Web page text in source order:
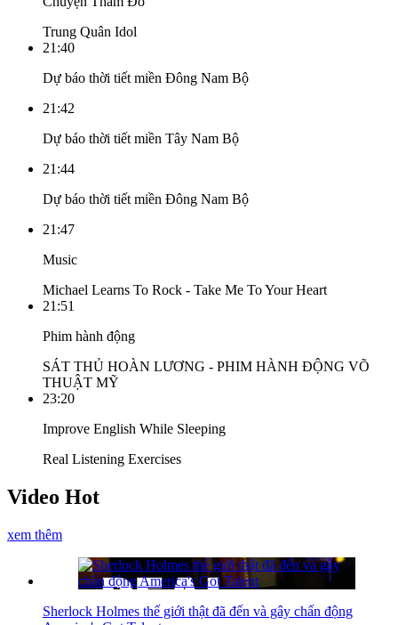
Trung Quân Idol
21:40
Dự báo thời tiết miền Đông Nam Bộ
21:42
Dự báo thời tiết miền Tây Nam Bộ
21:44
Dự báo thời tiết miền Đông Nam Bộ
21:47
Music
Michael Learns To Rock - Take Me To Your Heart
21:51
Phim hành động
SÁT THỦ HOÀN LƯƠNG - PHIM HÀNH ĐỘNG VÕ
THUẬT MỸ
23:20
Improve English While Sleeping
Real Listening Exercises
Video Hot
xem thêm
Sherlock Holmes thế giới thật đã đến và gây chấn động